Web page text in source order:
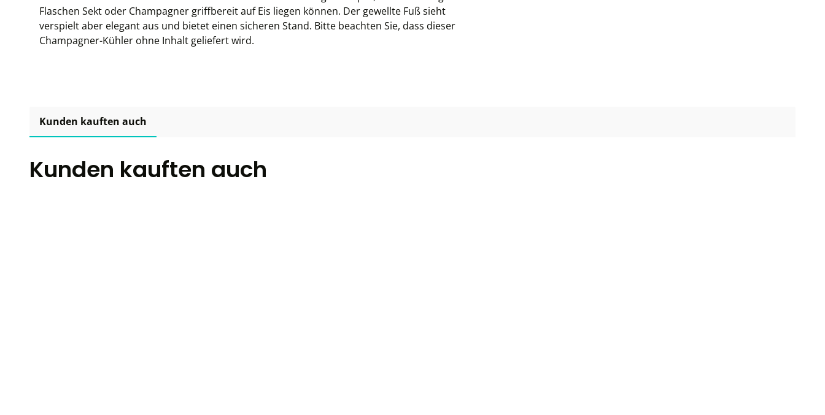
Flaschen Sekt oder Champagner griffbereit auf Eis liegen können. Der gewellte Fuß sieht
verspielt aber elegant aus und bietet einen sicheren Stand. Bitte beachten Sie, dass dieser
Champagner-Kühler ohne Inhalt geliefert wird.
Kunden kauften auch
Kunden kauften auch